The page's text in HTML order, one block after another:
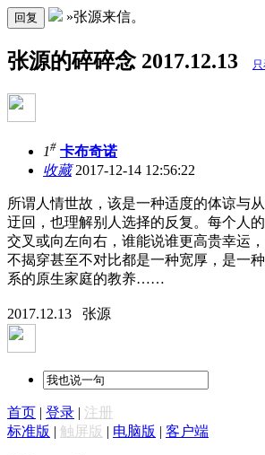
回复 »张源来信。
张源的碎碎念 2017.12.13
1# 卡布奇诺
收藏2017-12-14 12:56:22
所谓人情世故，该是一种适度的体谅与
迂回，也理解别人选择的反复。每个人
交叉或向左向右，谁能说谁更高贵幸运
不揭穿甚至不对比都是一种宽厚，是一
系的原生家庭的教养……
2017.12.13 张源
首页 | 登录 | 注册
标准版 | 触屏版 | 电脑版 | 客户端